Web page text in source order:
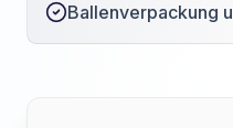
Ballenverpackung